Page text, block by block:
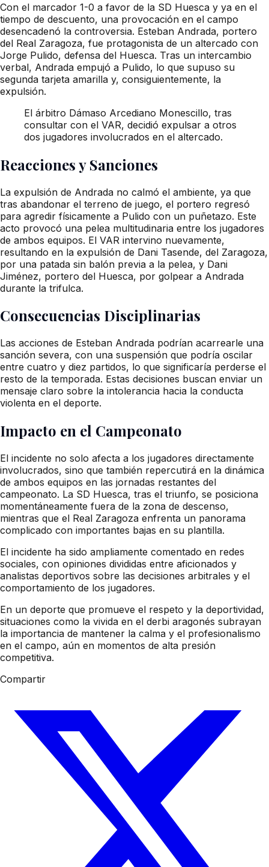
Con el marcador 1-0 a favor de la SD Huesca y ya en el
tiempo de descuento, una provocación en el campo
desencadenó la controversia. Esteban Andrada, portero
del Real Zaragoza, fue protagonista de un altercado con
Jorge Pulido, defensa del Huesca. Tras un intercambio
verbal, Andrada empujó a Pulido, lo que supuso su
segunda tarjeta amarilla y, consiguientemente, la
expulsión.
El árbitro Dámaso Arcediano Monescillo, tras
consultar con el VAR, decidió expulsar a otros
dos jugadores involucrados en el altercado.
Reacciones y Sanciones
La expulsión de Andrada no calmó el ambiente, ya que
tras abandonar el terreno de juego, el portero regresó
para agredir físicamente a Pulido con un puñetazo. Este
acto provocó una pelea multitudinaria entre los jugadores
de ambos equipos. El VAR intervino nuevamente,
resultando en la expulsión de Dani Tasende, del Zaragoza,
por una patada sin balón previa a la pelea, y Dani
Jiménez, portero del Huesca, por golpear a Andrada
durante la trifulca.
Consecuencias Disciplinarias
Las acciones de Esteban Andrada podrían acarrearle una
sanción severa, con una suspensión que podría oscilar
entre cuatro y diez partidos, lo que significaría perderse el
resto de la temporada. Estas decisiones buscan enviar un
mensaje claro sobre la intolerancia hacia la conducta
violenta en el deporte.
Impacto en el Campeonato
El incidente no solo afecta a los jugadores directamente
involucrados, sino que también repercutirá en la dinámica
de ambos equipos en las jornadas restantes del
campeonato. La SD Huesca, tras el triunfo, se posiciona
momentáneamente fuera de la zona de descenso,
mientras que el Real Zaragoza enfrenta un panorama
complicado con importantes bajas en su plantilla.
El incidente ha sido ampliamente comentado en redes
sociales, con opiniones divididas entre aficionados y
analistas deportivos sobre las decisiones arbitrales y el
comportamiento de los jugadores.
En un deporte que promueve el respeto y la deportividad,
situaciones como la vivida en el derbi aragonés subrayan
la importancia de mantener la calma y el profesionalismo
en el campo, aún en momentos de alta presión
competitiva.
Compartir